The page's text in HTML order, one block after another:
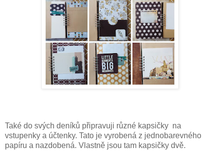
Také do svých deníků připravuji různé kapsičky na
vstupenky a účtenky. Tato je vyrobená z jednobarevného
papíru a nazdobená. Vlastně jsou tam kapsičky dvě.